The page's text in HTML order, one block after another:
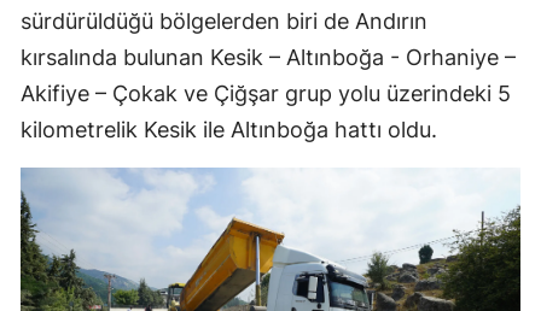
sürdürüldüğü bölgelerden biri de Andırın
kırsalında bulunan Kesik – Altınboğa - Orhaniye –
Akifiye – Çokak ve Çiğşar grup yolu üzerindeki 5
kilometrelik Kesik ile Altınboğa hattı oldu.